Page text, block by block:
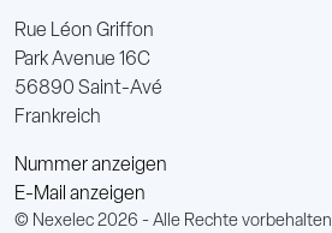
Rue Léon Griffon
Park Avenue 16C
56890 Saint-Avé
Frankreich
Nummer anzeigen
E-Mail anzeigen
© Nexelec 2026 - Alle Rechte vorbehalten